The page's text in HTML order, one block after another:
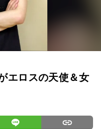
エロスの天使＆女